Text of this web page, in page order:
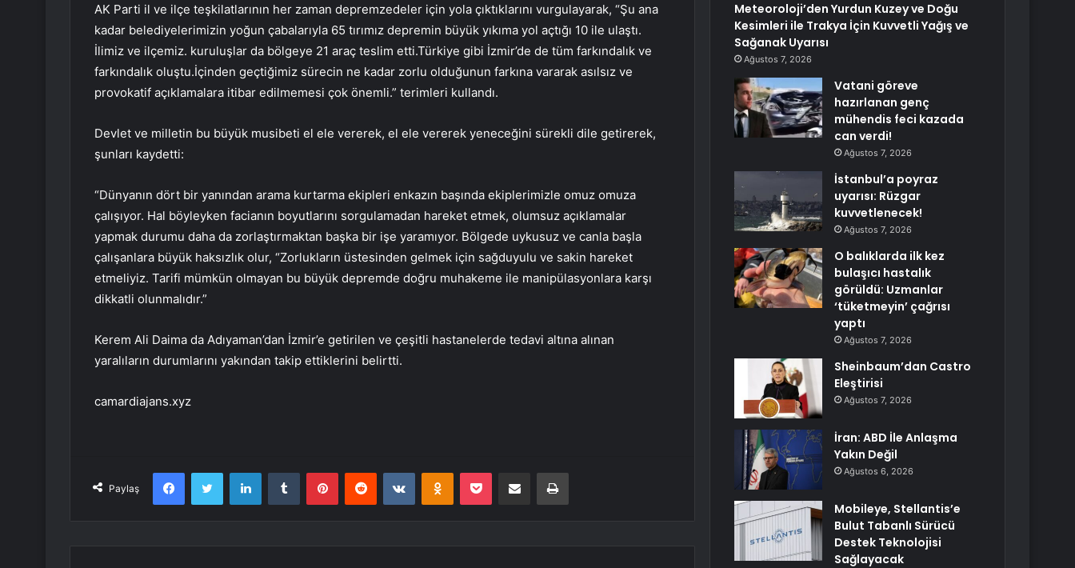
AK Parti il ​​ve ilçe teşkilatlarının her zaman depremzedeler için yola çıktıklarını vurgulayarak, “Şu ana
kadar belediyelerimizin yoğun çabalarıyla 65 tırımız depremin büyük yıkıma yol açtığı 10 ile ulaştı.
İlimiz ve ilçemiz. kuruluşlar da bölgeye 21 araç teslim etti.Türkiye gibi İzmir’de de tüm farkındalık ve
farkındalık oluştu.İçinden geçtiğimiz sürecin ne kadar zorlu olduğunun farkına vararak asılsız ve
provokatif açıklamalara itibar edilmemesi çok önemli.” terimleri kullandı.
Devlet ve milletin bu büyük musibeti el ele vererek, el ele vererek yeneceğini sürekli dile getirerek,
şunları kaydetti:
“Dünyanın dört bir yanından arama kurtarma ekipleri enkazın başında ekiplerimizle omuz omuza
çalışıyor. Hal böyleyken facianın boyutlarını sorgulamadan hareket etmek, olumsuz açıklamalar
yapmak durumu daha da zorlaştırmaktan başka bir işe yaramıyor. Bölgede uykusuz ve canla başla
çalışanlara büyük haksızlık olur, “Zorlukların üstesinden gelmek için sağduyulu ve sakin hareket
etmeliyiz. Tarifi mümkün olmayan bu büyük depremde doğru muhakeme ile manipülasyonlara karşı
dikkatli olunmalıdır.”
Kerem Ali Daima da Adıyaman’dan İzmir’e getirilen ve çeşitli hastanelerde tedavi altına alınan
yaralıların durumlarını yakından takip ettiklerini belirtti.
camardiajans.xyz
Paylaş
FacebookTwitter LinkedInTumblr PinterestReddit VKontakteOdnoklassniki
Pocket E-Posta ile paylaş Yazdır
Meteoroloji’den Yurdun Kuzey ve Doğu
Kesimleri ile Trakya İçin Kuvvetli Yağış ve
Sağanak Uyarısı
Ağustos 7, 2026
Vatani göreve
hazırlanan genç
mühendis feci kazada
can verdi!
Ağustos 7, 2026
İstanbul’a poyraz
uyarısı: Rüzgar
kuvvetlenecek!
Ağustos 7, 2026
O balıklarda ilk kez
bulaşıcı hastalık
görüldü: Uzmanlar
‘tüketmeyin’ çağrısı
yaptı
Ağustos 7, 2026
Sheinbaum’dan Castro
Eleştirisi
Ağustos 7, 2026
İran: ABD İle Anlaşma
Yakın Değil
Ağustos 6, 2026
Mobileye, Stellantis’e
Bulut Tabanlı Sürücü
Destek Teknolojisi
Sağlayacak